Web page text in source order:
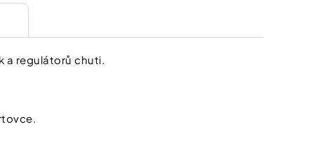
a regulátorů chuti.